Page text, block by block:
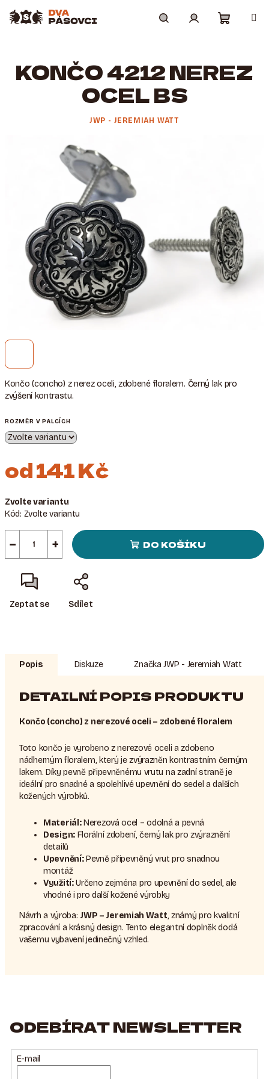
košík
Končo (concho) z nerez oceli, zdobené floralem. Černý lak pro
zvýšení kontrastu.
ROZMĚR V PALCÍCH
od141 Kč
cena:
Zvolte variantu
Kód: Zvolte variantu
+
− DO KOŠÍKU
Zeptat se Sdílet
KONČO 4212 NEREZ
OCEL BS
JWP - JEREMIAH WATT
Popis Diskuze ZnačkaJWP - Jeremiah Watt
DETAILNÍ POPIS PRODUKTU
Končo (concho) z nerezové oceli – zdobené floralem
Toto končo je vyrobeno z nerezové oceli a zdobeno
nádherným floralem, který je zvýrazněn kontrastním černým
lakem. Díky pevně připevněnému vrutu na zadní straně je
ideální pro snadné a spolehlivé upevnění do sedel a dalších
kožených výrobků.
Materiál:Nerezová ocel – odolná a pevná
Design:Florální zdobení, černý lak pro zvýraznění
detailů
Upevnění:Pevně připevněný vrut pro snadnou
montáž
Využití:Určeno zejména pro upevnění do sedel, ale
vhodné i pro další kožené výrobky
Návrh a výroba: JWP – Jeremiah Watt, známý pro kvalitní
zpracování a krásný design. Tento elegantní doplněk dodá
vašemu vybavení jedinečný vzhled.
ODEBÍRAT NEWSLETTER
E-mail